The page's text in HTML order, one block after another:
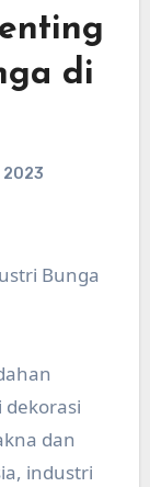
di
2023
dekorasi
dan
industri